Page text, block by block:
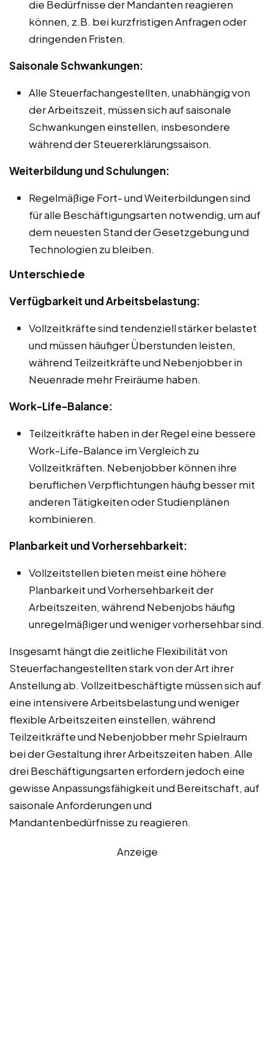
die Bedürfnisse der Mandanten reagieren
können, z.B. bei kurzfristigen Anfragen oder
dringenden Fristen.
Saisonale Schwankungen:
Alle Steuerfachangestellten, unabhängig von
der Arbeitszeit, müssen sich auf saisonale
Schwankungen einstellen, insbesondere
während der Steuererklärungssaison.
Weiterbildung und Schulungen:
Regelmäßige Fort- und Weiterbildungen sind
für alle Beschäftigungsarten notwendig, um auf
dem neuesten Stand der Gesetzgebung und
Technologien zu bleiben.
Unterschiede
Verfügbarkeit und Arbeitsbelastung:
Vollzeitkräfte sind tendenziell stärker belastet
und müssen häufiger Überstunden leisten,
während Teilzeitkräfte und Nebenjobber in
Neuenrade mehr Freiräume haben.
Work-Life-Balance:
Teilzeitkräfte haben in der Regel eine bessere
Work-Life-Balance im Vergleich zu
Vollzeitkräften. Nebenjobber können ihre
beruflichen Verpflichtungen häufig besser mit
anderen Tätigkeiten oder Studienplänen
kombinieren.
Planbarkeit und Vorhersehbarkeit:
Vollzeitstellen bieten meist eine höhere
Planbarkeit und Vorhersehbarkeit der
Arbeitszeiten, während Nebenjobs häufig
unregelmäßiger und weniger vorhersehbar sind.
Insgesamt hängt die zeitliche Flexibilität von
Steuerfachangestellten stark von der Art ihrer
Anstellung ab. Vollzeitbeschäftigte müssen sich auf
eine intensivere Arbeitsbelastung und weniger
flexible Arbeitszeiten einstellen, während
Teilzeitkräfte und Nebenjobber mehr Spielraum
bei der Gestaltung ihrer Arbeitszeiten haben. Alle
drei Beschäftigungsarten erfordern jedoch eine
gewisse Anpassungsfähigkeit und Bereitschaft, auf
saisonale Anforderungen und
Mandantenbedürfnisse zu reagieren.
Anzeige